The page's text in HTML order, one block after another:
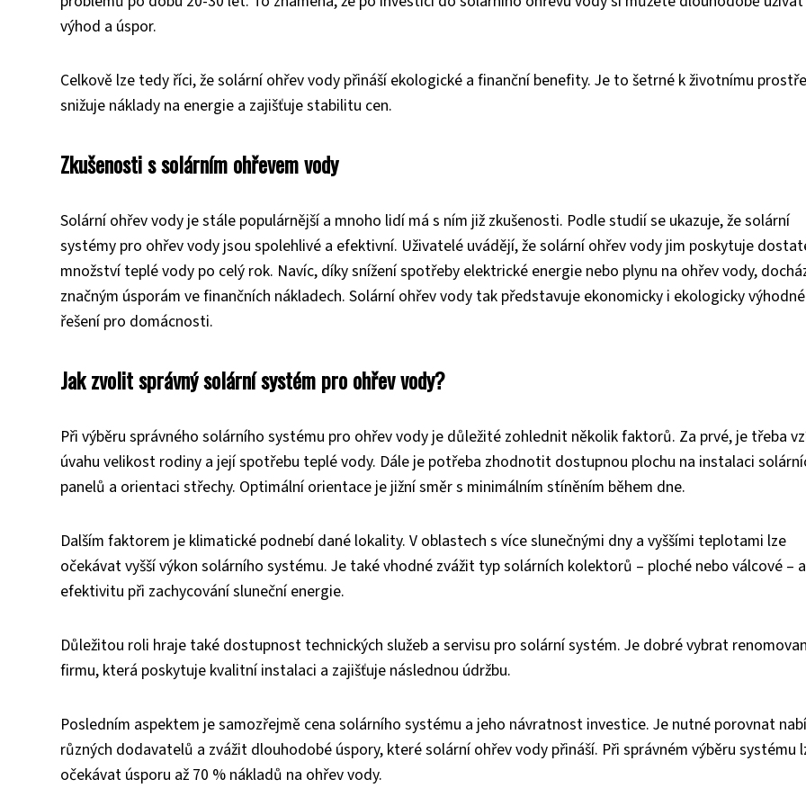
výhod a úspor.
Celkově lze tedy říci, že solární ohřev vody přináší ekologické a finanční benefity. Je to šetrné k životnímu
snižuje náklady na energie a zajišťuje stabilitu cen.
Zkušenosti s solárním ohřevem vody
Solární ohřev vody je stále populárnější a mnoho lidí má s ním již zkušenosti. Podle studií se ukazuje, že solární
systémy pro ohřev vody jsou spolehlivé a efektivní. Uživatelé uvádějí, že solární ohřev vody jim poskytuje
množství teplé vody po celý rok. Navíc, díky snížení spotřeby elektrické energie nebo plynu na ohřev vody,
značným úsporám ve finančních nákladech. Solární ohřev vody tak představuje ekonomicky i ekologicky výhodné
řešení pro domácnosti.
Jak zvolit správný solární systém pro ohřev vody?
Při výběru správného solárního systému pro ohřev vody je důležité zohlednit několik faktorů. Za prvé, je třeba
úvahu velikost rodiny a její spotřebu teplé vody. Dále je potřeba zhodnotit dostupnou plochu na instalaci
panelů a orientaci střechy. Optimální orientace je jižní směr s minimálním stíněním během dne.
Dalším faktorem je klimatické podnebí dané lokality. V oblastech s více slunečnými dny a vyššími teplotami lze
očekávat vyšší výkon solárního systému. Je také vhodné zvážit typ solárních kolektorů – ploché nebo válcové –
efektivitu při zachycování sluneční energie.
Důležitou roli hraje také dostupnost technických služeb a servisu pro solární systém. Je dobré vybrat
firmu, která poskytuje kvalitní instalaci a zajišťuje následnou údržbu.
Posledním aspektem je samozřejmě cena solárního systému a jeho návratnost investice. Je nutné porovnat
různých dodavatelů a zvážit dlouhodobé úspory, které solární ohřev vody přináší. Při správném výběru systému
očekávat úsporu až 70 % nákladů na ohřev vody.